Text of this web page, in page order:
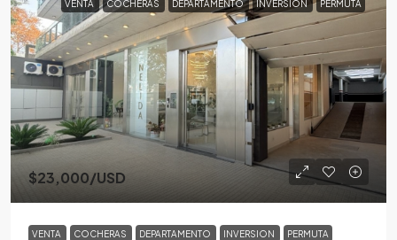
VENTA COCHERAS DEPARTAMENTO INVERSION PERMUTA
$23,000/USD
VENTA COCHERAS DEPARTAMENTO INVERSION PERMUTA